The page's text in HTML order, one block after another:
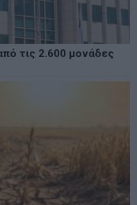
τις 2.600 μονάδες